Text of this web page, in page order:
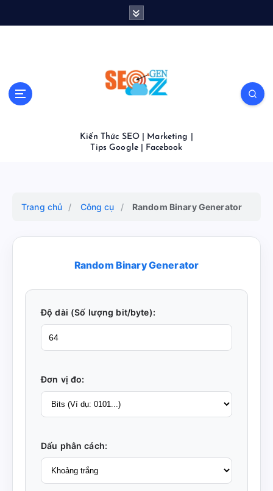
Kiến Thức SEO | Marketing |
Tips Google | Facebook
Trang chủ / Công cụ / Random Binary Generator
Random Binary Generator
Độ dài (Số lượng bit/byte):
Đơn vị đo:
Dấu phân cách: